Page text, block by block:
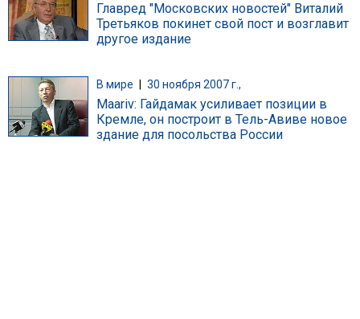
Главред "Московских новостей" Виталий
Третьяков покинет свой пост и возглавит
другое издание
В мире 30 ноября 2007 г.,
Maariv: Гайдамак усиливает позиции в
Кремле, он построит в Тель-Авиве новое
здание для посольства России